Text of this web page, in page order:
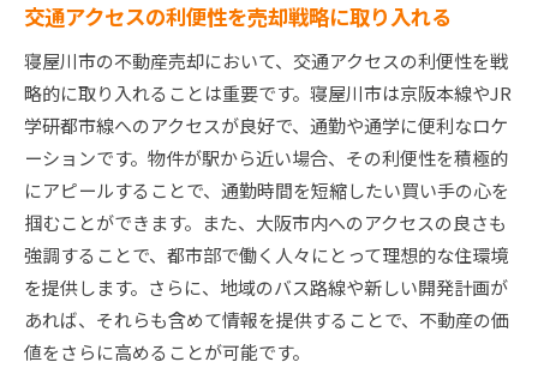
需要が高まる時期を見極めた売却計画の立案
政策変化が市場に与える影響とその対策
市場が安定する時期を活かした戦略的売却
寝屋川市不動産売却をスムーズに進めるための専門
家アドバイス
プロフェッショナルの意見を取り入れた価格設
法令遵守がスムーズな売却を実現する理由
契約書の見直しでトラブルを未然に防ぐ方法
市場調査を専門家に依頼するメリット
交通アクセスの利便性を売却戦略に取り入れる
寝屋川市の不動産売却において、交通アクセスの利便性を戦
略的に取り入れることは重要です。寝屋川市は京阪本線やJR
学研都市線へのアクセスが良好で、通勤や通学に便利なロケ
ーションです。物件が駅から近い場合、その利便性を積極的
にアピールすることで、通勤時間を短縮したい買い手の心を
掴むことができます。また、大阪市内へのアクセスの良さも
強調することで、都市部で働く人々にとって理想的な住環境
を提供します。さらに、地域のバス路線や新しい開発計画が
あれば、それらも含めて情報を提供することで、不動産の価
値をさらに高めることが可能です。